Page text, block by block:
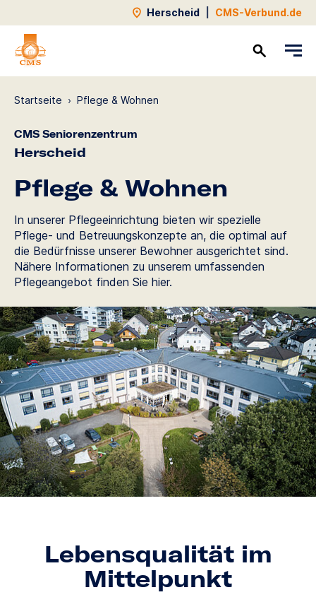
Herscheid CMS-Verbund.de
Startseite › Pflege & Wohnen
CMS Seniorenzentrum
Herscheid
Pflege & Wohnen
In unserer Pflegeeinrichtung bieten wir spezielle
Pflege- und Betreuungskonzepte an, die optimal auf
die Bedürfnisse unserer Bewohner ausgerichtet sind.
Nähere Informationen zu unserem umfassenden
Pflegeangebot finden Sie hier.
Lebensqualität im
Mittelpunkt